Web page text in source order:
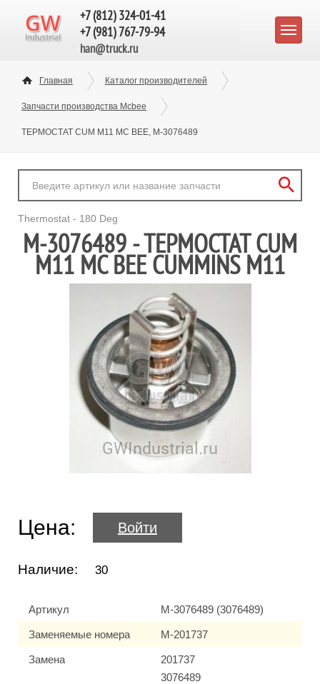
+7 (812) 324-01-41
+7 (981) 767-79-94
han@truck.ru
Главная Каталог производителей
Запчасти производства Mcbee
ТЕРМОСТАТ CUM M11 MC BEE, M-3076489
Thermostat - 180 Deg
M-3076489 - ТЕРМОСТАТ CUM
M11 MC BEE CUMMINS M11
Цена: Войти
Наличие: 30
Артикул M-3076489 (3076489)
Заменяемые номера M-201737
Замена
201737
3076489